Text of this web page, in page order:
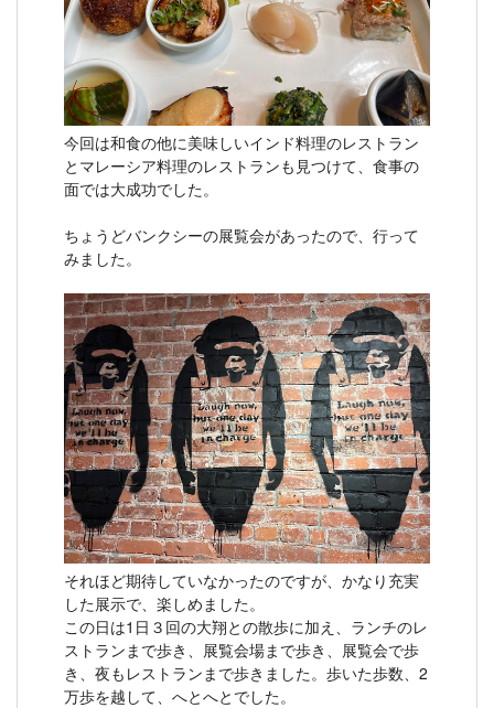
今回は和食の他に美味しいインド料理のレストラン
とマレーシア料理のレストランも見つけて、食事の
面では大成功でした。
ちょうどバンクシーの展覧会があったので、行って
みました。
それほど期待していなかったのですが、かなり充実
した展示で、楽しめました。
この日は1日３回の大翔との散歩に加え、ランチのレ
ストランまで歩き、展覧会場まで歩き、展覧会で歩
き、夜もレストランまで歩きました。歩いた歩数、2
万歩を越して、へとへとでした。